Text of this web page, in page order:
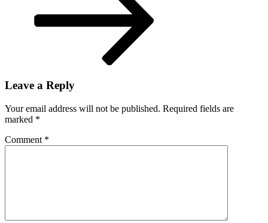
Leave a Reply
Your email address will not be published. Required fields are
marked *
Comment *